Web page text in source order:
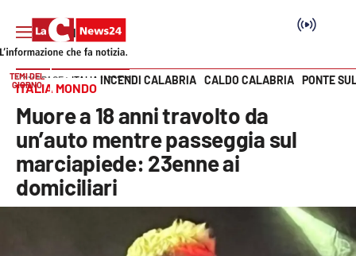
SEZIONI
Cronaca
Politica
Vai
TEMI DEL
GIORNO
INCENDI CALABRIA CALDO CALABRIA PONTE
HOME PAGE ITALIA MONDO
ITALIA MONDO
Muore a 18 anni travolto da
un’auto mentre passeggia sul
marciapiede: 23enne ai
domiciliari